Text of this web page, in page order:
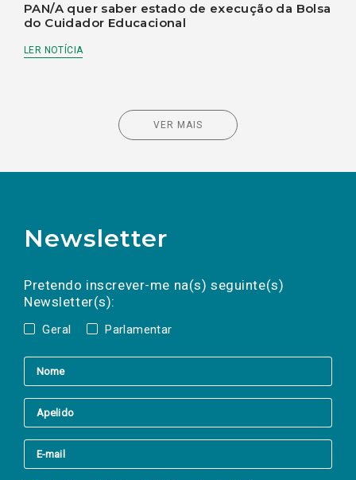
PAN/A quer saber estado de execução da Bolsa
do Cuidador Educacional
LER NOTÍCIA
VER MAIS
Newsletter
Pretendo inscrever-me na(s) seguinte(s)
Newsletter(s):
Geral Parlamentar
a(s) newsletter(s).
mail